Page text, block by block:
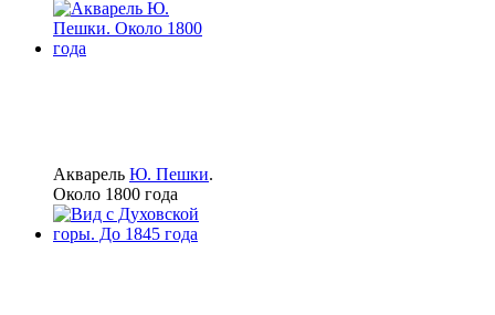
Акварель Ю. Пешки.
Около 1800 года